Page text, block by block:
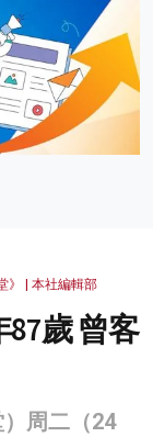
》 | 本社編輯部
歲 曾客
周二（24